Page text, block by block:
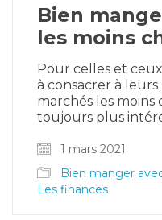
Bien
les moins
Pour celles et
à consacrer à leurs
marchés les moins
toujours plus
1 mars 2021
Bien manger
Les finances